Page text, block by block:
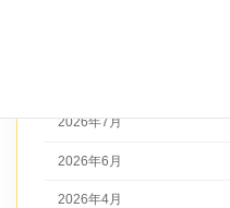
2026年7月
2026年6月
2026年4月